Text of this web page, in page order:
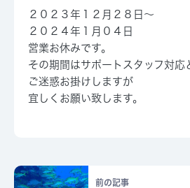
２０２３年１２月２８日～
２０２４年１月０４日
営業お休みです。
その期間はサポートスタッフ対応
ご迷惑お掛けしますが
宜しくお願い致します。
前の記事